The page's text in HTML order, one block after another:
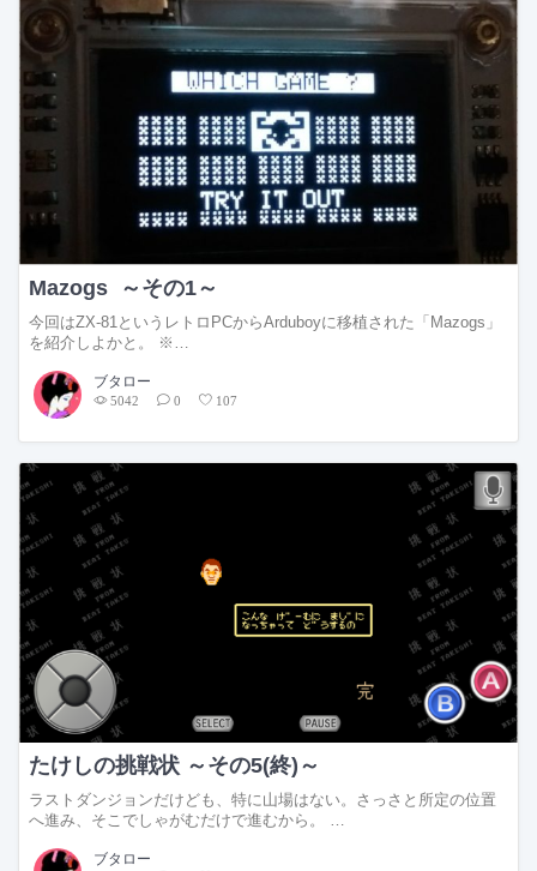
Mazogs ～その1～
今回はZX-81というレトロPCからArduboyに移植された「Mazogs」
を紹介しよかと。 ※…
ブタロー
5042 0 107
たけしの挑戦状 ～その5(終)～
ラストダンジョンだけども、特に山場はない。さっさと所定の位置
へ進み、そこでしゃがむだけで進むから。 …
ブタロー